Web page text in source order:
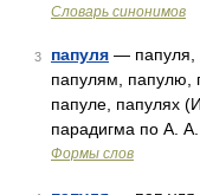
Словарь синонимов
3 папуля — папуля,
папулям, папулю,
папуле, папулях
парадигма по А. А.
Формы слов